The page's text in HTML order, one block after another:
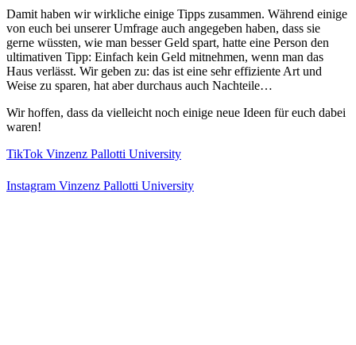
Damit haben wir wirkliche einige Tipps zusammen. Während einige
von euch bei unserer Umfrage auch angegeben haben, dass sie
gerne wüssten, wie man besser Geld spart, hatte eine Person den
ultimativen Tipp: Einfach kein Geld mitnehmen, wenn man das
Haus verlässt. Wir geben zu: das ist eine sehr effiziente Art und
Weise zu sparen, hat aber durchaus auch Nachteile…
Wir hoffen, dass da vielleicht noch einige neue Ideen für euch dabei
waren!
TikTok Vinzenz Pallotti University
Instagram Vinzenz Pallotti University